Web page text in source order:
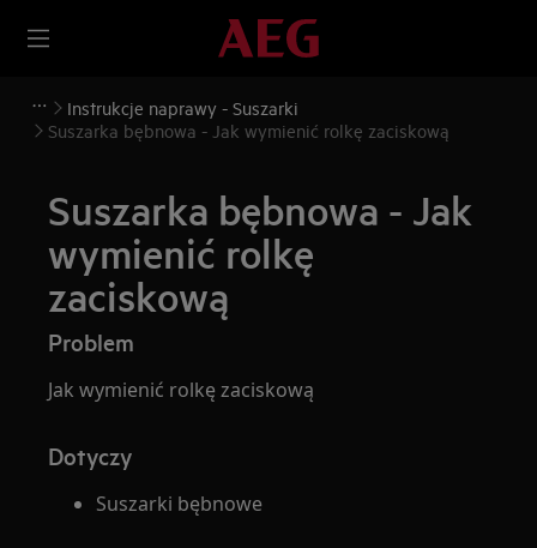
Instrukcje naprawy - Suszarki
Suszarka bębnowa - Jak wymienić rolkę zaciskową
Suszarka bębnowa - Jak
wymienić rolkę
zaciskową
Problem
Jak wymienić rolkę zaciskową
Dotyczy
Suszarki bębnowe